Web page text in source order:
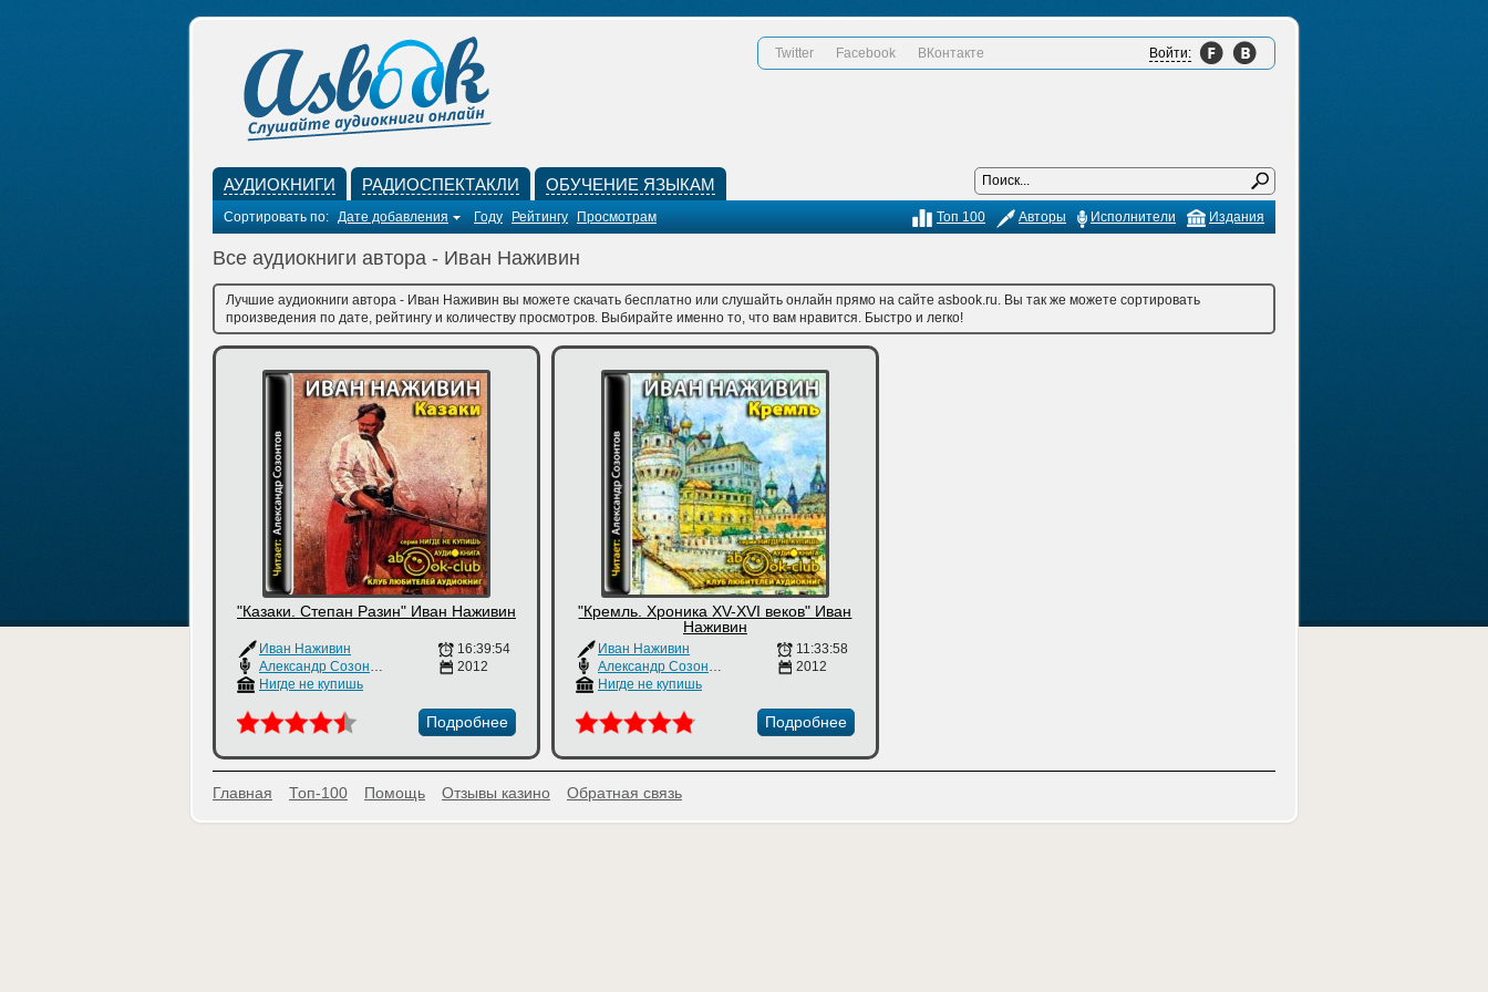
Twitter Facebook ВКонтакте Войти:
АУДИОКНИГИ РАДИОСПЕКТАКЛИ ОБУЧЕНИЕ ЯЗЫКАМ
Сортировать по: Дате добавления Году Рейтингу Просмотрам Издания
Исполнители
Авторы
Топ 100
Все аудиокниги автора - Иван Наживин
Лучшие аудиокниги автора - Иван Наживин вы можете скачать бесплатно или слушайть онлайн прямо на сайте asbook.ru. Вы так же можете сортировать
произведения по дате, рейтингу и количеству просмотров. Выбирайте именно то, что вам нравится. Быстро и легко!
"Казаки. Степан Разин" Иван Наживин
Иван Наживин
Александр Созонтов
Нигде не купишь
16:39:54
2012
Подробнее
"Кремль. Хроника XV-XVI веков" Иван
Наживин
Иван Наживин
Александр Созонтов
Нигде не купишь
11:33:58
2012
Подробнее
Главная Топ-100 Помощь Отзывы казино Обратная связь